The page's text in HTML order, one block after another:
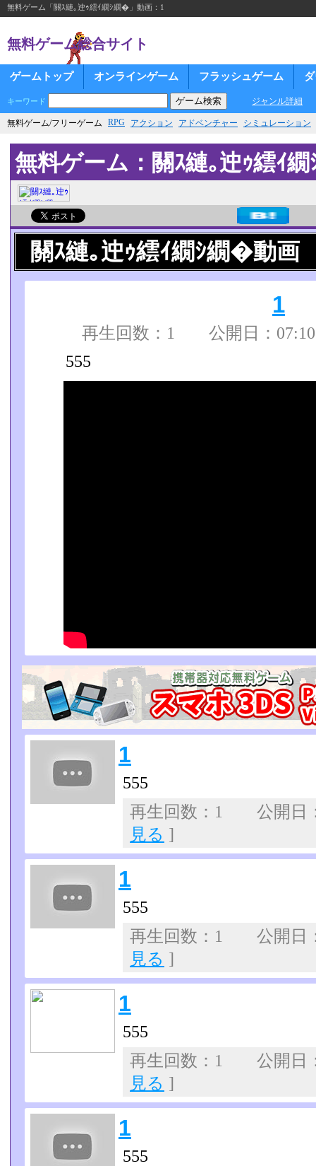
無料ゲーム「關ｽ縺｡迚ｩ繧ｲ繝ｼ繝�」動画：1
無料ゲーム総合サイト
ゲームトップ オンラインゲーム フラッシュゲーム
キーワード ジャンル詳細
無料ゲーム/フリーゲーム RPG アクション アドベンチャー シミュレーション
無料ゲーム：關ｽ縺｡迚ｩ繧ｲ
關ｽ縺｡迚ｩ繧ｲ繝ｼ繝�動画
1
再生回数：1 公開日：
555
1
555
再生回数：1 公開
見る ]
1
555
再生回数：1 公開
見る ]
1
555
再生回数：1 公開
見る ]
1
555